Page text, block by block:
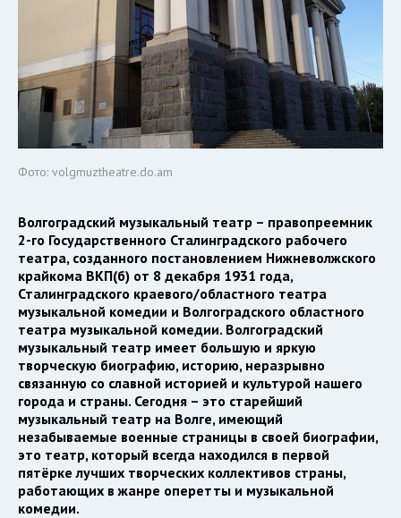
Фото: volgmuztheatre.do.am
Волгоградский музыкальный театр – правопреемник
2-го Государственного Сталинградского рабочего
театра, созданного постановлением Нижневолжского
крайкома ВКП(б) от 8 декабря 1931 года,
Сталинградского краевого/областного театра
музыкальной комедии и Волгоградского областного
театра музыкальной комедии. Волгоградский
музыкальный театр имеет большую и яркую
творческую биографию, историю, неразрывно
связанную со славной историей и культурой нашего
города и страны. Сегодня – это старейший
музыкальный театр на Волге, имеющий
незабываемые военные страницы в своей биографии,
это театр, который всегда находился в первой
пятёрке лучших творческих коллективов страны,
работающих в жанре оперетты и музыкальной
комедии.